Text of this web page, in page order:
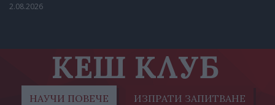
2.08.2026
КЕШ КЛУБ
НАУЧИ ПОВЕЧЕ ИЗПРАТИ ЗАПИТВАНЕ